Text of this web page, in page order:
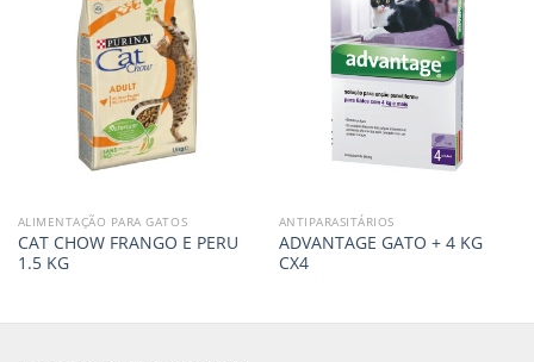
ALIMENTAÇÃO PARA GATOS
CAT CHOW FRANGO E PERU
1.5 KG
ANTIPARASITÁRIOS
ADVANTAGE GATO + 4 KG
CX4